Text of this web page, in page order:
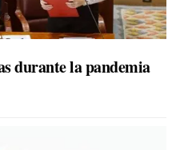
durante la pandemia